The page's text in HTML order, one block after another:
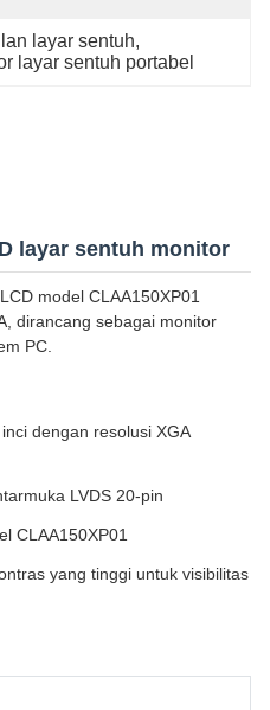
layar sentuh,
layar sentuh portabel
layar sentuh monitor
model CLAA150XP01
dirancang sebagai monitor
PC.
dengan resolusi XGA
LVDS 20-pin
CLAA150XP01
yang tinggi untuk visibilitas